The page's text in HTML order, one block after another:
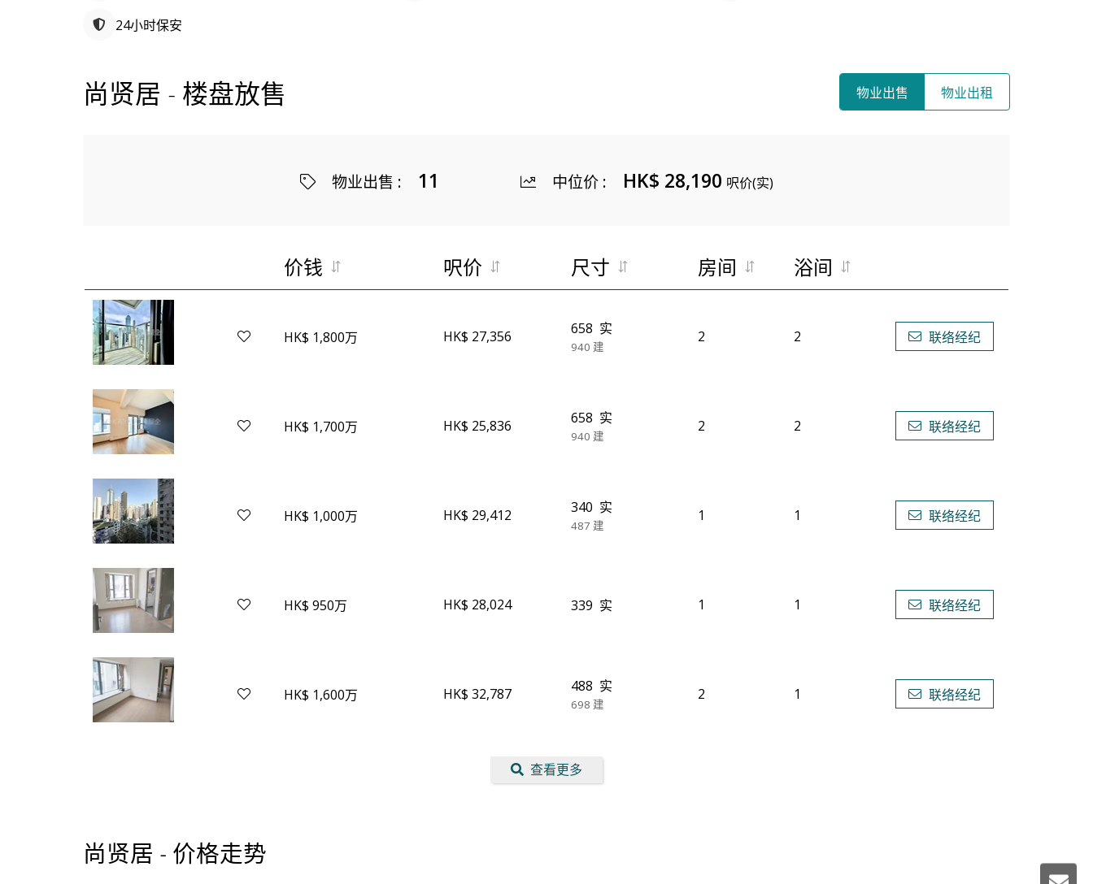
24小时保安
尚贤居 - 楼盘放售 物业出售 物业出租
物业出售 : 11 中位价: HK$ 28,190 呎价(实)
价钱 呎价 尺寸 房间 浴间
HK$ 1,800万 HK$ 27,356 658 实
940 建
2 2 联络经纪
HK$ 1,700万 HK$ 25,836 658 实
940 建
2 2 联络经纪
HK$ 1,000万 HK$ 29,412 340 实
487 建
1 1 联络经纪
HK$ 950万 HK$ 28,024 339 实 1 1 联络经纪
HK$ 1,600万 HK$ 32,787 488 实
698 建
2 1 联络经纪
查看更多
尚贤居 - 价格走势